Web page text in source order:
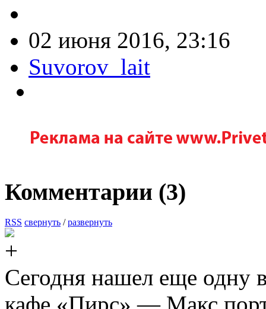
02 июня 2016, 23:16
Suvorov_lait
Комментарии (3)
RSS свернуть /развернуть
Сегодня нашел еще одну